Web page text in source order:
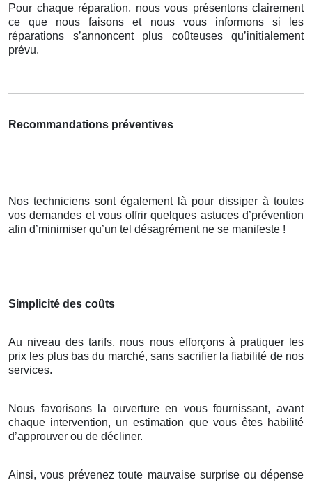
Pour chaque réparation, nous vous présentons clairement
ce que nous faisons et nous vous informons si les
réparations s’annoncent plus coûteuses qu’initialement
prévu.
Recommandations préventives
Nos techniciens sont également là pour dissiper à toutes
vos demandes et vous offrir quelques astuces d’prévention
afin d’minimiser qu’un tel désagrément ne se manifeste !
Simplicité des coûts
Au niveau des tarifs, nous nous efforçons à pratiquer les
prix les plus bas du marché, sans sacrifier la fiabilité de nos
services.
Nous favorisons la ouverture en vous fournissant, avant
chaque intervention, un estimation que vous êtes habilité
d’approuver ou de décliner.
Ainsi, vous prévenez toute mauvaise surprise ou dépense